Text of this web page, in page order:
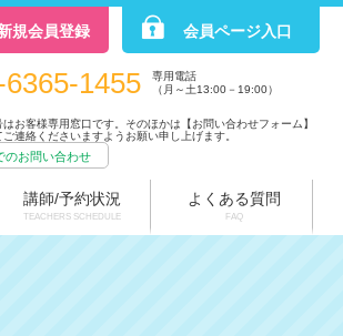
規会員登録 会員ページ入口
6365-1455
専用電話
（月～土13:00－19:00）
はお客様専用窓口です。そのほかは【お問い合わせフォーム】
連絡くださいますようお願い申し上げます。
のお問い合わせ
講師/予約状況
TEACHERS SCHEDULE
よくある質問
FAQ